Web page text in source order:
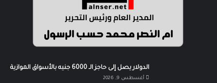
الدولار يصل إلى حاجز الـ 6000 جنيه بالأسواق الموازية
أغسطس 9, 2026